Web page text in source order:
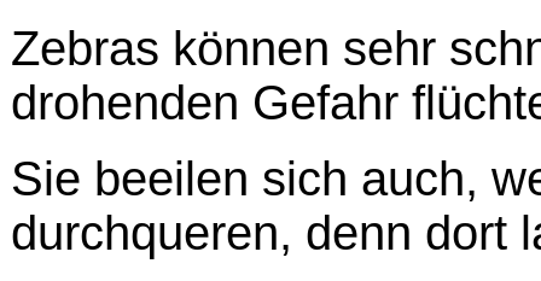
Zebras können sehr
drohenden Gefahr
Sie beeilen sich auch,
durchqueren, denn dort